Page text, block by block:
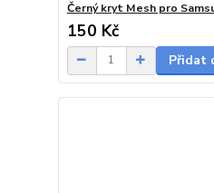
Černý kryt Mesh pro
150 Kč
Přidat